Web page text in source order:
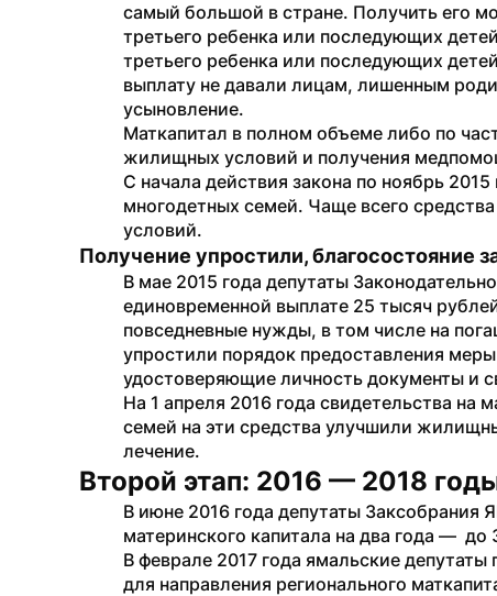
самый большой в стране. Получить его
третьего ребенка или последующих
третьего ребенка или последующих
выплату не давали лицам, лишенным
усыновление.
Маткапитал в полном объеме либо по
жилищных условий и получения
С начала действия закона по ноябрь
многодетных семей. Чаще всего
условий.
Получение упростили, благосостояние
В мае 2015 года депутаты
единовременной выплате 25 тысяч
повседневные нужды, в том числе на
упростили порядок предоставления
удостоверяющие личность документы и
На 1 апреля 2016 года свидетельства на
семей на эти средства улучшили
лечение.
Второй этап: 2016 — 2018
В июне 2016 года депутаты Заксобрания
материнского капитала на два года —  до
В феврале 2017 года ямальские
для направления регионального